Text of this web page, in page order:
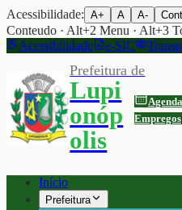
Acessibilidade: A+ A A-
Conteudo · Alt+2 Menu · Alt+3
Acessibilidade
e-SIC
Prefeitura de
Lupi
onóp
olis
Empregos
Início
Prefeitura